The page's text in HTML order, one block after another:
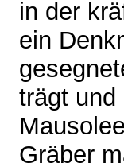
in der
ein
trägt und
Gräber